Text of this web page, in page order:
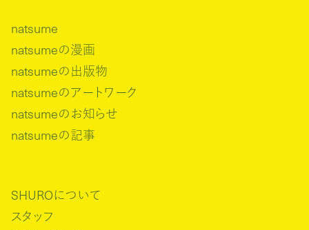
natsume
natsumeの漫画
natsumeの出版物
natsumeのアートワーク
natsumeのお知らせ
natsumeの記事
SHUROについて
スタッフ